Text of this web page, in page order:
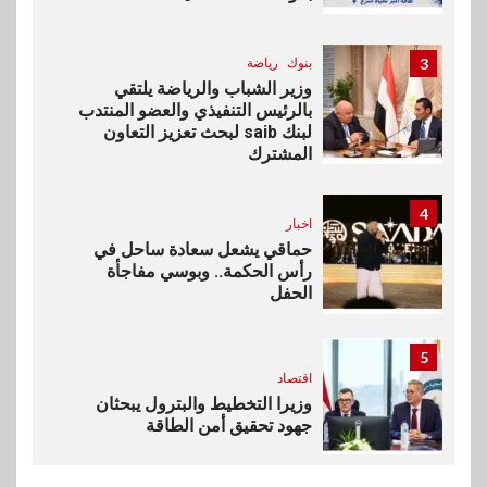
3 بنوك رياضة
وزير الشباب والرياضة يلتقي
بالرئيس التنفيذي والعضو المنتدب
لبنك saib لبحث تعزيز التعاون
المشترك
4
اخبار
حماقي يشعل سعادة ساحل في
رأس الحكمة.. وبوسي مفاجأة
الحفل
5
اقتصاد
وزيرا التخطيط والبترول يبحثان
جهود تحقيق أمن الطاقة